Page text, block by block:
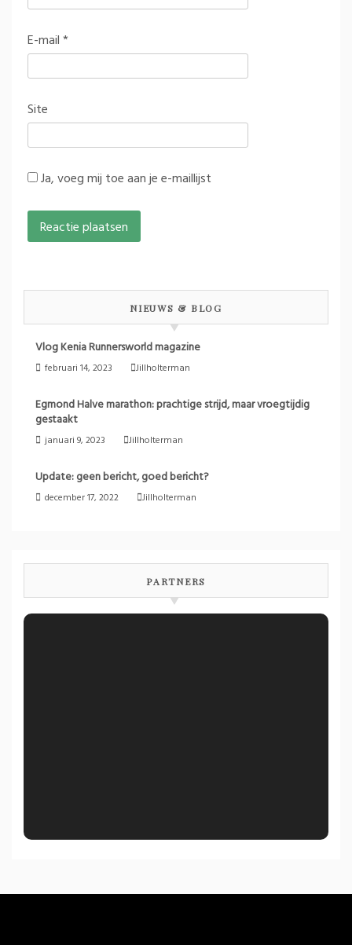
E-mail*
Site
Ja, voeg mij toe aan je e-maillijst
NIEUWS & BLOG
Vlog Kenia Runnersworld magazine
februari 14, 2023 Jillholterman
Egmond Halve marathon: prachtige strijd, maar vroegtijdig
gestaakt
januari 9, 2023 Jillholterman
Update: geen bericht, goed bericht?
december 17, 2022 Jillholterman
PARTNERS